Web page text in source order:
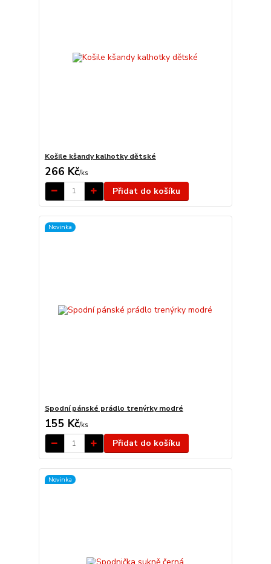
Košile kšandy kalhotky dětské
266 Kč/ks
Přidat do košíku
Novinka
Spodní pánské prádlo trenýrky modré
155 Kč/ks
Přidat do košíku
Novinka